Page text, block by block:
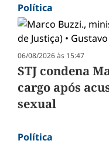
Política
06/08/2026 às 15:47
STJ condena
cargo após
sexual
Política